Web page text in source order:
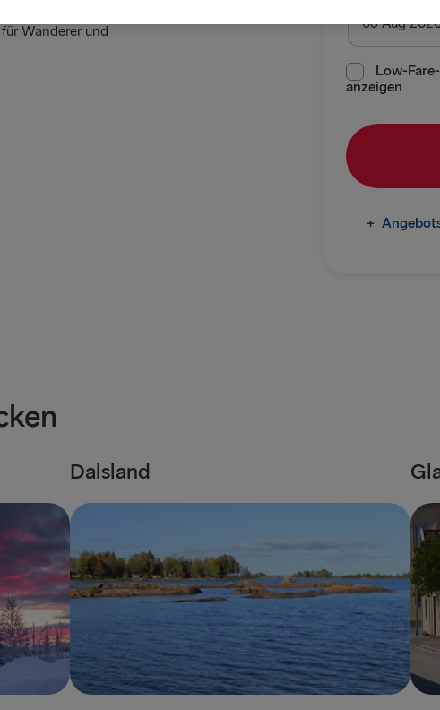
Manchmal
Wanderer und
Kiel →
Rostock →
Göteborg →
Trelleborg
Nynäshamn
Hoek van
Holyhead →
Fishguard
Liverpool →
Low-
anzeigen
+
Dalsland